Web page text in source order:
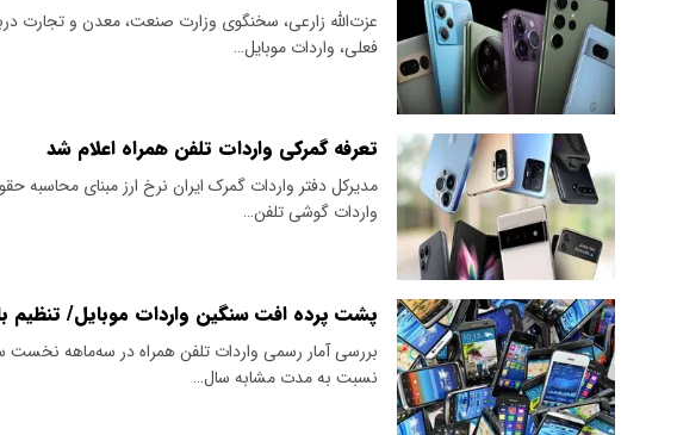
عزت‌الله زارعی، سخنگوی وزارت صنعت، معدن و تجارت
فعلی، واردات موبایل…
تعرفه گمرکی واردات تلفن همراه اعلام شد
مدیرکل دفتر واردات گمرک ایران نرخ ارز مبنای محاسبه
واردات گوشی تلفن…
پشت پرده افت سنگین واردات موبایل/ تنظیم
نسبت به مدت مشابه سال…